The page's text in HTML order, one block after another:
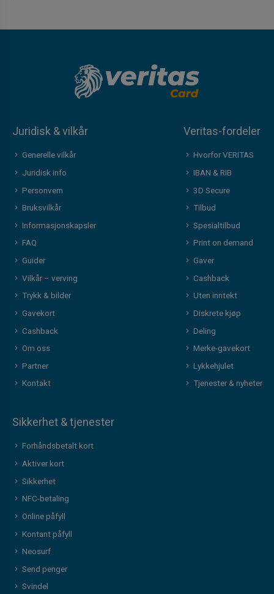
Juridisk & vilkår
Generelle vilkår
Juridisk info
Personvern
Bruksvilkår
Informasjonskapsler
FAQ
Guider
Vilkår – verving
Trykk & bilder
Gavekort
Cashback
Om oss
Partner
Kontakt
Veritas-fordeler
Hvorfor VERITAS
IBAN & RIB
3D Secure
Tilbud
Spesialtilbud
Print on demand
Gaver
Cashback
Uten inntekt
Diskrete kjøp
Deling
Merke-gavekort
Lykkehjulet
Tjenester & nyheter
Sikkerhet & tjenester
Forhåndsbetalt kort
Aktiver kort
Sikkerhet
NFC-betaling
Online påfyll
Kontant påfyll
Neosurf
Send penger
Svindel